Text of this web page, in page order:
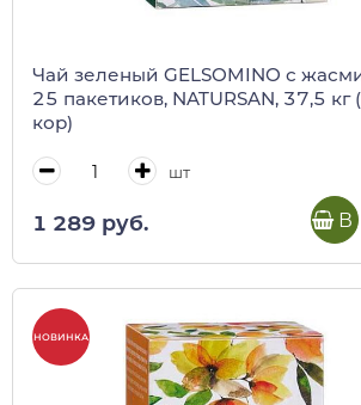
Чай зеленый GELSOMINO с
25 пакетиков, NATURSAN, 37,5 кг
кор)
шт
1 289 руб. В
НОВИНКА